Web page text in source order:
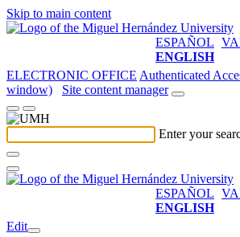
Skip to main content
ESPAÑOL
ENGLISH
ELECTRONIC OFFICE Authenticated
window)
Site content manager
Enter your
ESPAÑOL
ENGLISH
Edit